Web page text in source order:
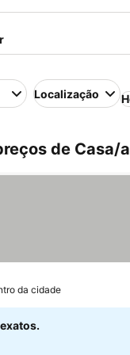
Localização
de
da cidade